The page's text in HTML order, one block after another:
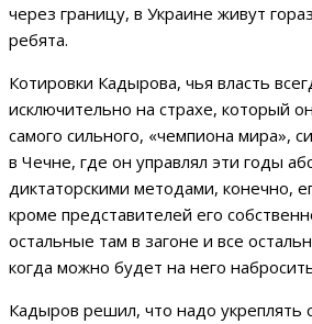
через границу, в Украине живут
ребята.
Котировки Кадырова, чья власть
исключительно на страхе, который
самого сильного, «чемпиона мира»,
в Чечне, где он управлял эти годы
диктаторскими методами, конечно,
кроме представителей его
остальные там в загоне и все
когда можно будет на него
Кадыров решил, что надо укреплять